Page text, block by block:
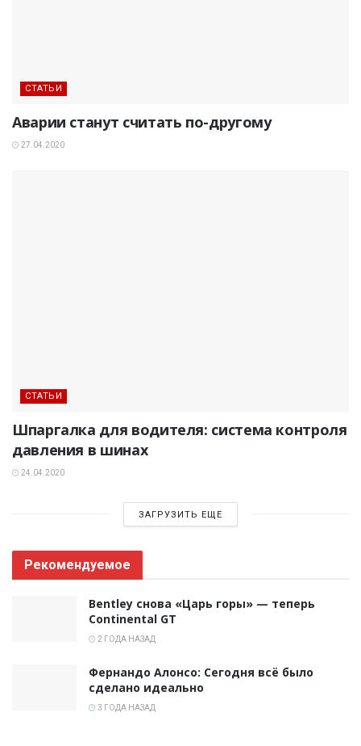
СТАТЬИ
Аварии станут считать по-другому
27.04.2020
СТАТЬИ
Шпаргалка для водителя: система контроля
давления в шинах
24.04.2020
ЗАГРУЗИТЬ ЕЩЕ
Рекомендуемое
Bentley снова «Царь горы» — теперь
Continental GT
2 ГОДА НАЗАД
Фернандо Алонсо: Сегодня всё было
сделано идеально
3 ГОДА НАЗАД